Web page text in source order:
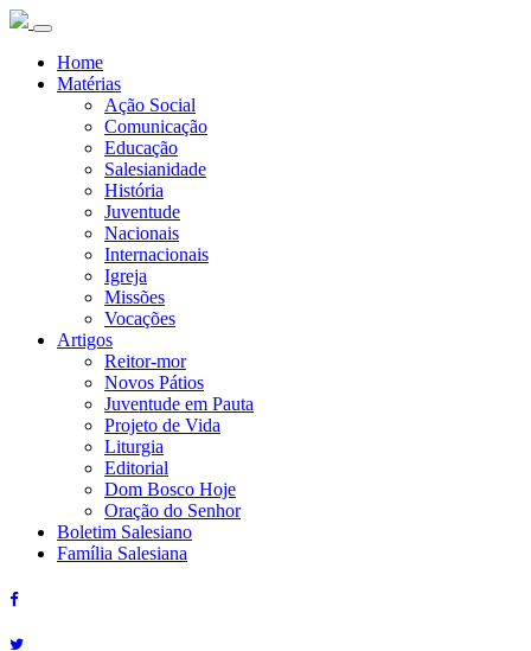
Home
Matérias
Ação Social
Comunicação
Educação
Salesianidade
História
Juventude
Nacionais
Internacionais
Igreja
Missões
Vocações
Artigos
Reitor-mor
Novos Pátios
Juventude em Pauta
Projeto de Vida
Liturgia
Editorial
Dom Bosco Hoje
Oração do Senhor
Boletim Salesiano
Família Salesiana